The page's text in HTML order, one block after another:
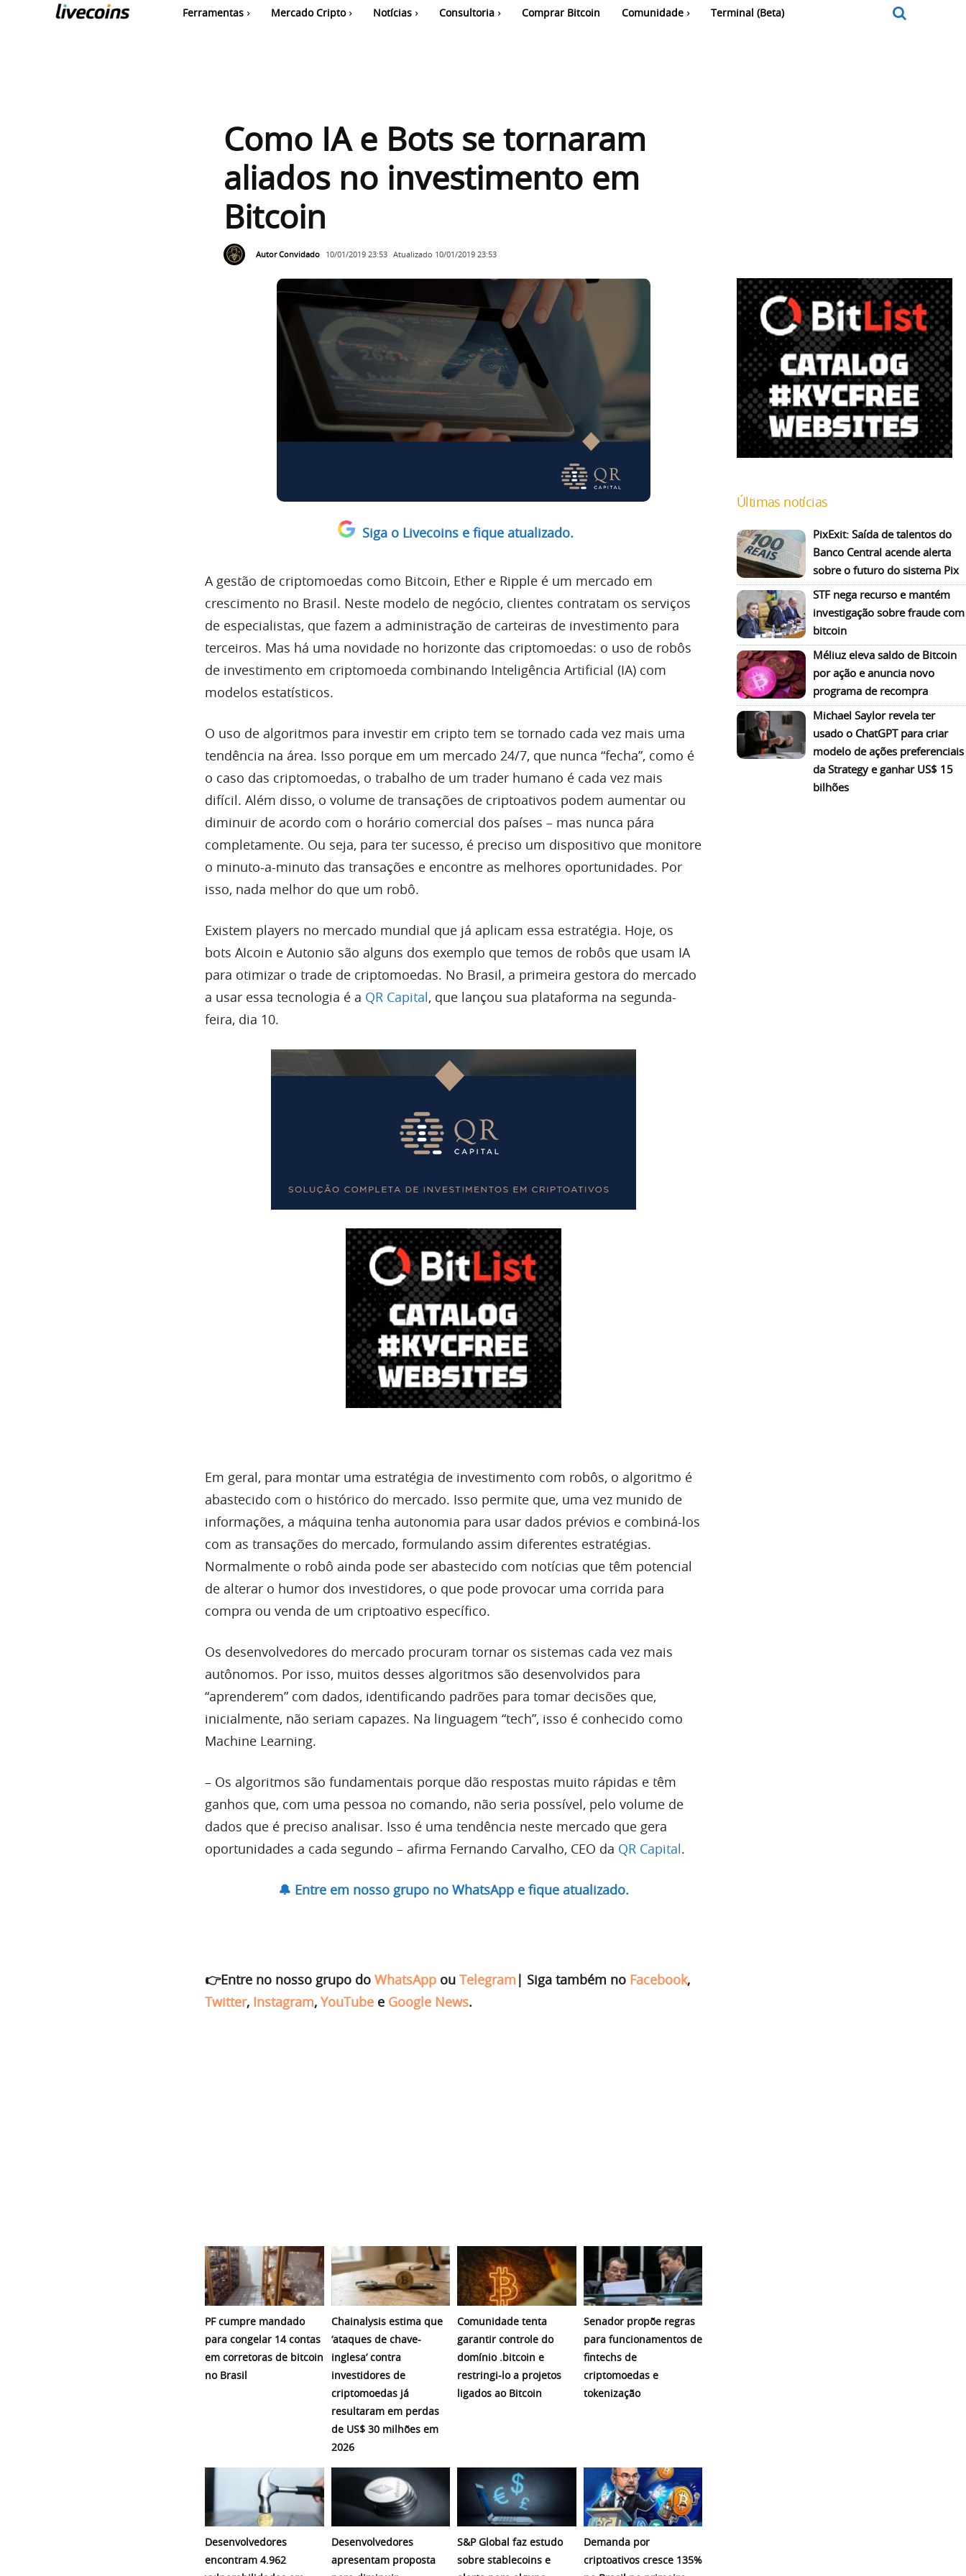
Ferramentas Mercado Cripto Notícias Consultoria Comprar Bitcoin Comunidade Terminal (Beta)
Como IA e Bots se tornaram
aliados no investimento em
Bitcoin
Autor Convidado 10/01/2019 23:53 Atualizado 10/01/2019 23:53
Siga o Livecoins e fique atualizado.
A gestão de criptomoedas como Bitcoin, Ether e Ripple é um mercado em
crescimento no Brasil. Neste modelo de negócio, clientes contratam os serviços
de especialistas, que fazem a administração de carteiras de investimento para
terceiros. Mas há uma novidade no horizonte das criptomoedas: o uso de robôs
de investimento em criptomoeda combinando Inteligência Artificial (IA) com
modelos estatísticos.
O uso de algoritmos para investir em cripto tem se tornado cada vez mais uma
tendência na área. Isso porque em um mercado 24/7, que nunca “fecha”, como é
o caso das criptomoedas, o trabalho de um trader humano é cada vez mais
difícil. Além disso, o volume de transações de criptoativos podem aumentar ou
diminuir de acordo com o horário comercial dos países – mas nunca pára
completamente. Ou seja, para ter sucesso, é preciso um dispositivo que monitore
o minuto-a-minuto das transações e encontre as melhores oportunidades. Por
isso, nada melhor do que um robô.
Existem players no mercado mundial que já aplicam essa estratégia. Hoje, os
bots AIcoin e Autonio são alguns dos exemplo que temos de robôs que usam IA
para otimizar o trade de criptomoedas. No Brasil, a primeira gestora do mercado
a usar essa tecnologia é a QR Capital, que lançou sua plataforma na segunda-
feira, dia 10.
Em geral, para montar uma estratégia de investimento com robôs, o algoritmo é
abastecido com o histórico do mercado. Isso permite que, uma vez munido de
informações, a máquina tenha autonomia para usar dados prévios e combiná-los
com as transações do mercado, formulando assim diferentes estratégias.
Normalmente o robô ainda pode ser abastecido com notícias que têm potencial
de alterar o humor dos investidores, o que pode provocar uma corrida para
compra ou venda de um criptoativo específico.
Os desenvolvedores do mercado procuram tornar os sistemas cada vez mais
autônomos. Por isso, muitos desses algoritmos são desenvolvidos para
“aprenderem” com dados, identificando padrões para tomar decisões que,
inicialmente, não seriam capazes. Na linguagem “tech”, isso é conhecido como
Machine Learning.
– Os algoritmos são fundamentais porque dão respostas muito rápidas e têm
ganhos que, com uma pessoa no comando, não seria possível, pelo volume de
dados que é preciso analisar. Isso é uma tendência neste mercado que gera
oportunidades a cada segundo – afirma Fernando Carvalho, CEO da QR Capital.
🔔 Entre em nosso grupo no WhatsApp e fique atualizado.
👉Entre no nosso grupo do WhatsApp ou Telegram | Siga também no Facebook,
Twitter, Instagram, YouTube e Google News.
PF cumpre mandado
para congelar 14 contas
em corretoras de bitcoin
no Brasil
Chainalysis estima que
‘ataques de chave-
inglesa’ contra
investidores de
criptomoedas já
resultaram em perdas
de US$ 30 milhões em
2026
Comunidade tenta
garantir controle do
domínio .bitcoin e
restringi-lo a projetos
ligados ao Bitcoin
Senador propõe regras
para funcionamentos de
fintechs de
criptomoedas e
tokenização
Desenvolvedores
encontram 4.962
Desenvolvedores
apresentam proposta
S&P Global faz estudo
sobre stablecoins e
Demanda por
criptoativos cresce 135%
Últimas notícias
PixExit: Saída de talentos do
Banco Central acende alerta
sobre o futuro do sistema Pix
STF nega recurso e mantém
investigação sobre fraude com
bitcoin
Méliuz eleva saldo de Bitcoin
por ação e anuncia novo
programa de recompra
Michael Saylor revela ter
usado o ChatGPT para criar
modelo de ações preferenciais
da Strategy e ganhar US$ 15
bilhões